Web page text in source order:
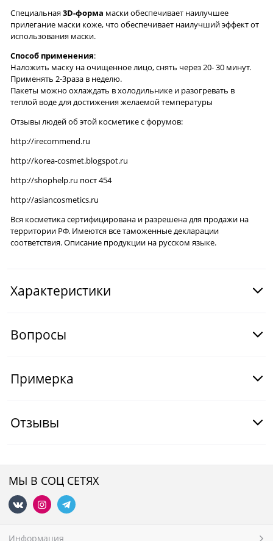
Специальная3D-форма маски обеспечивает наилучшее
прилегание маски коже, что обеспечивает наилучший эффект от
использования маски.
Способ применения:
Наложить маску на очищенное лицо, снять через 20- 30 минут.
Применять 2-3раза в неделю.
Пакеты можно охлаждать в холодильнике и разогревать в
теплой воде для достижения желаемой температуры
Отзывы людей об этой косметике с форумов:
http://irecommend.ru
http://korea-cosmet.blogspot.ru
http://shophelp.ru пост 454
http://asiancosmetics.ru
Вся косметика сертифицирована и разрешена для продажи на
территории РФ. Имеются все таможенные декларации
соответствия. Описание продукции на русском языке.
Характеристики
Вопросы
Примерка
Отзывы
МЫ В СОЦ СЕТЯХ
Информация